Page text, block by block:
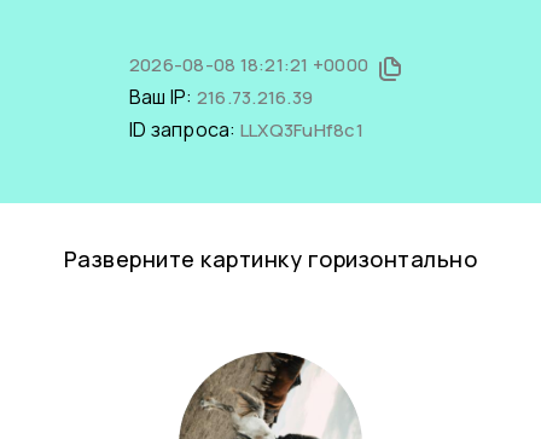
2026-08-08 18:21:21 +0000
Ваш IP: 216.73.216.39
ID запроса: LLXQ3FuHf8c1
Разверните картинку горизонтально